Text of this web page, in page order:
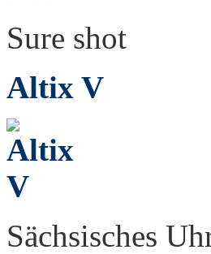
Sure shot
Altix V
Sächsisches